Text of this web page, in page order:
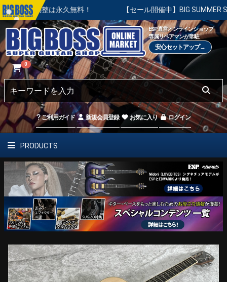
整は永久無料！ 【セール開催中】BIG SUMMER SALE | 対
ESP直営オンラインショップ
専属リペアマンが常駐
安心セットアップ→
0
ご利用ガイド 新規会員登録 お気に入り ログイン
PRODUCTS